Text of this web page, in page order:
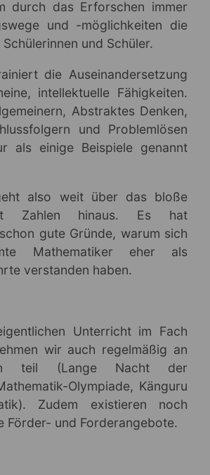
durch das Erforschen immer
und -möglichkeiten die
und Schüler.
die Auseinandersetzung
intellektuelle Fähigkeiten.
Abstraktes Denken,
und Problemlösen
als einige Beispiele genannt
also weit über das bloße
Zahlen hinaus. Es hat
gute Gründe, warum sich
Mathematiker eher als
verstanden haben.
Unterricht im Fach
wir auch regelmäßig an
teil (Lange Nacht der
Olympiade, Känguru
Zudem existieren noch
Förder- und Forderangebote.